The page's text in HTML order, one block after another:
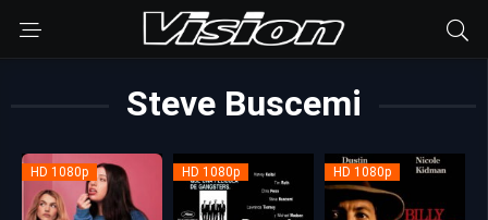
Steve Buscemi
HD 1080p HD 1080p HD 1080p